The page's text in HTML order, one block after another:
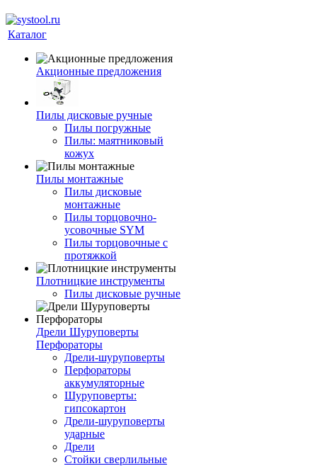
Каталог
Акционные предложения
Пилы дисковые ручные
Пилы погружные
Пилы: маятниковый
кожух
Пилы монтажные
Пилы дисковые
монтажные
Пилы торцовочно-
усовочные SYM
Пилы торцовочные с
протяжкой
Плотницкие инструменты
Пилы дисковые ручные
Дрели Шуруповерты
Перфораторы
Дрели-шуруповерты
Перфораторы
аккумуляторные
Шуруповерты:
гипсокартон
Дрели-шуруповерты
ударные
Дрели
Стойки сверлильные